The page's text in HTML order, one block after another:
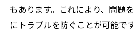
もあります。これにより、問題
にトラブルを防ぐことが可能です